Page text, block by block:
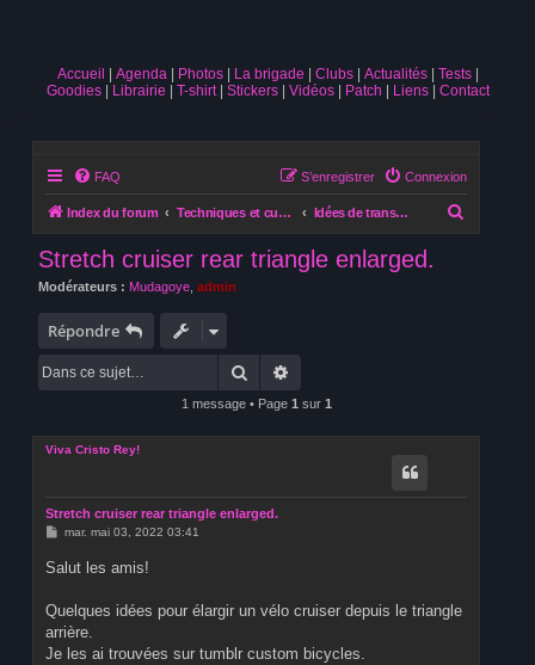
Accueil Agenda Photos La brigade Clubs Actualités
Tests
Goodies
Librairie T-shirt Stickers Vidéos Patch Liens Contact
FAQ Connexion
S’enregistrer
Index du forum Techniques et customisation Idées de transformation
e
Stretch cruiser rear triangle enlarged.
Modérateurs : Mudagoye admin
Répondre
Rechercher
1 message • Page 1 sur 1
Viva Cristo Rey!
Stretch cruiser rear triangle enlarged.
M
s
e
mar. mai 03, 2022 03:41
Salut les amis!
Quelques idées pour élargir un vélo cruiser depuis le triangle
arrière.
Je les ai trouvées sur tumblr custom bicycles.